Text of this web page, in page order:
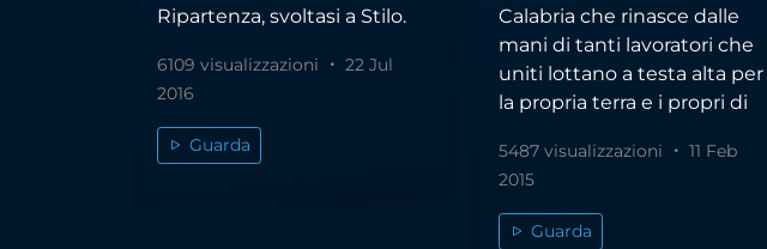
Ripartenza, svoltasi a Stilo.
6109 visualizzazioni
22 Jul
2016
Guarda
Calabria che rinasce dalle
mani di tanti lavoratori che
uniti lottano a testa alta per
la propria terra e i propri di
5487 visualizzazioni
11 Feb
2015
Guarda